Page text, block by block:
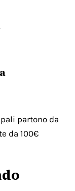
partono da
da 100€